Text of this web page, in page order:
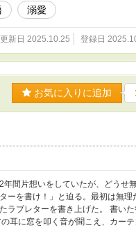
溺愛
新日 2025.10.25 登録日
お気に入りに追加
間片想いをしていたが、どうせ
ーを書け！」と迫る。最初は無理
ラブレターを書き上げた。 書いた
耳に窓を叩く音が聞こえ、カーテ